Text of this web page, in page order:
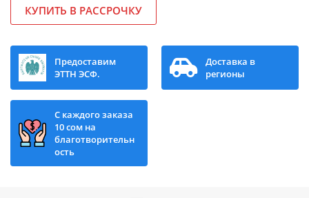
КУПИТЬ В РАССРОЧКУ
Предоставим
ЭТТН ЭСФ.
Доставка в
регионы
С каждого заказа
10 сом на
благотворительн
ость